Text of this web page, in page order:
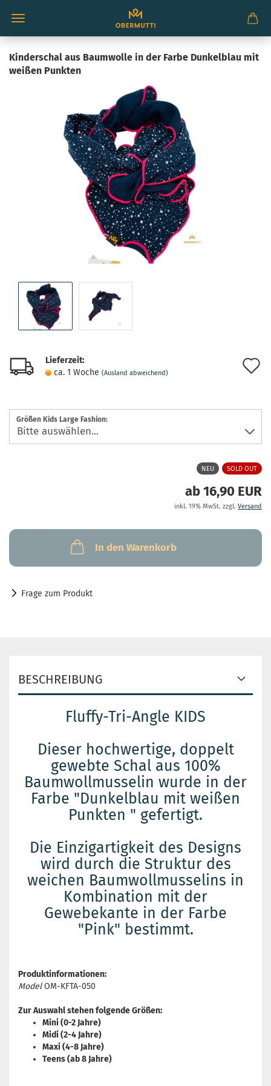
Kinderschal aus Baumwolle in der Farbe Dunkelblau mit
weißen Punkten
Lieferzeit:
ca. 1 Woche (Ausland abweichend)
Größen Kids Large Fashion:
NEU SOLD OUT
ab 16,90 EUR
inkl. 19% MwSt. zzgl. Versand
In den Warenkorb
Frage zum Produkt
BESCHREIBUNG
Fluffy-Tri-Angle KIDS
Dieser hochwertige, doppelt
gewebte Schal aus 100%
Baumwollmusselin wurde in der
Farbe "Dunkelblau mit weißen
Punkten " gefertigt.
Die Einzigartigkeit des Designs
wird durch die Struktur des
weichen Baumwollmusselins in
Kombination mit der
Gewebekante in der Farbe
"Pink" bestimmt.
Produktinformationen:
ModelOM-KFTA-050
Zur Auswahl stehen folgende Größen:
Mini (0-2 Jahre)
Midi (2-4 Jahre)
Maxi (4-8 Jahre)
Teens (ab 8 Jahre)